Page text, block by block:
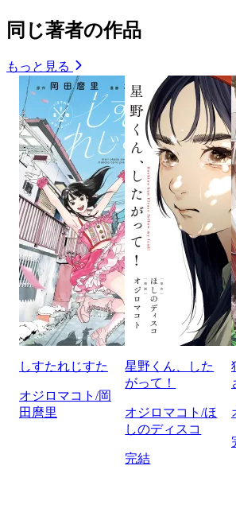
同じ著者の作品
もっと見る
しすたれじすた
オジロマコト/岡
田麿里
星野くん、した
がって！
オジロマコト/ほ
しのディスコ
完結